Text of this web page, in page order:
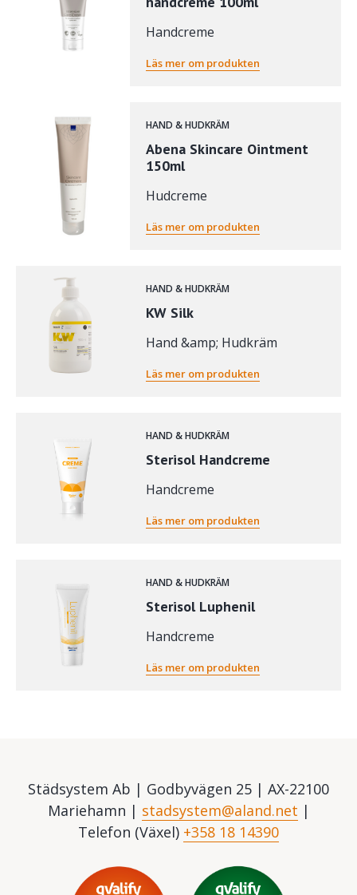
Handcreme
Läs mer om produkten
HAND & HUDKRÄM
Abena Skincare Ointment
150ml
Hudcreme
Läs mer om produkten
HAND & HUDKRÄM
KW Silk
Hand &amp; Hudkräm
Läs mer om produkten
HAND & HUDKRÄM
Sterisol Handcreme
Handcreme
Läs mer om produkten
HAND & HUDKRÄM
Sterisol Luphenil
Handcreme
Läs mer om produkten
Städsystem Ab | Godbyvägen 25 | AX-22100
Mariehamn | stadsystem@aland.net |
Telefon (Växel) +358 18 14390